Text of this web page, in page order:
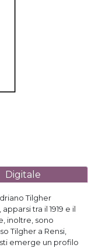
Digitale
Tilgher
tra il 1919 e il
inoltre, sono
Tilgher a Rensi,
emerge un profilo